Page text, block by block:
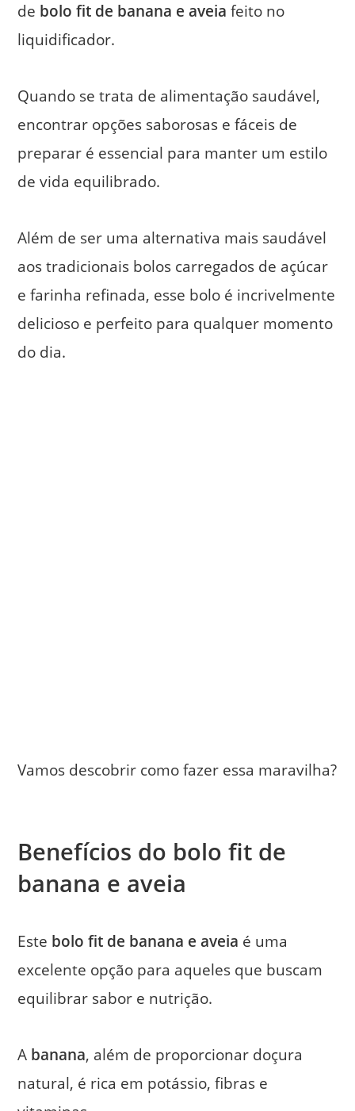
de bolo fit de banana e aveia feito no
liquidificador.
Quando se trata de alimentação saudável,
encontrar opções saborosas e fáceis de
preparar é essencial para manter um estilo
de vida equilibrado.
Além de ser uma alternativa mais saudável
aos tradicionais bolos carregados de açúcar
e farinha refinada, esse bolo é incrivelmente
delicioso e perfeito para qualquer momento
do dia.
Vamos descobrir como fazer essa maravilha?
Benefícios do bolo fit de
banana e aveia
Este bolo fit de banana e aveia é uma
excelente opção para aqueles que buscam
equilibrar sabor e nutrição.
A banana, além de proporcionar doçura
natural, é rica em potássio, fibras e